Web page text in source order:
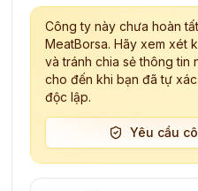
Công ty này chưa hoàn
MeatBorsa. Hãy xem xét
và tránh chia sẻ thông tin
cho đến khi bạn đã tự
độc lập.
Yêu cầu